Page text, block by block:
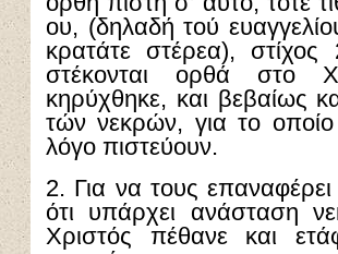
ου, (δηλαδή τού
κρατάτε στέρεα),
στέκονται ορθά στο
κηρύχθηκε, και βεβαίως
τών νεκρών, για το οποίο
λόγο πιστεύουν.
2. Για να τους
ότι υπάρχει ανάσταση
Χριστός πέθανε και